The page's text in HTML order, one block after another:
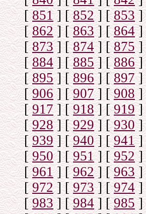
[851] [852] [853]
[862] [863] [864]
[873] [874] [875]
[884] [885] [886]
[895] [896] [897]
[906] [907] [908]
[917] [918] [919]
[928] [929] [930]
[ 939] [940] [941]
[950] [951] [952]
[961] [962] [963]
[972] [973] [974]
[983] [984] [985]